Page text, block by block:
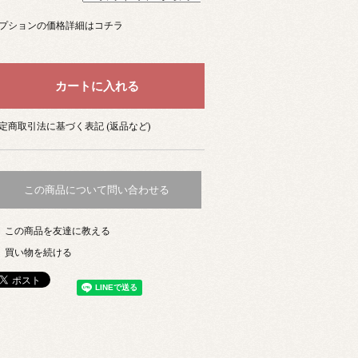
ションの価格詳細はコチラ
商取引法に基づく表記 (返品など)
この商品について問い合わせる
この商品を友達に教える
買い物を続ける